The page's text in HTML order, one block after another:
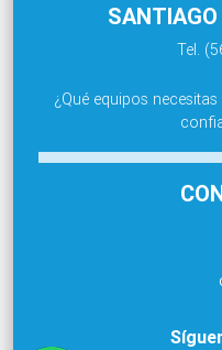
SANTIAGO
Tel.
¿Qué equipos